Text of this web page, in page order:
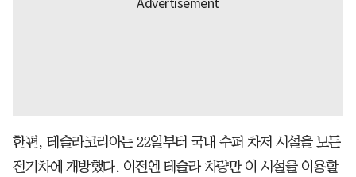
한편, 테슬라코리아는 22일부터 국내 수퍼 차저 시설을 모든
전기차에 개방했다. 이전엔 테슬라 차량만 이 시설을 이용할